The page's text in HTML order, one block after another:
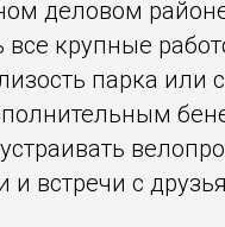
деловом
все крупные
парка или
и встречи с